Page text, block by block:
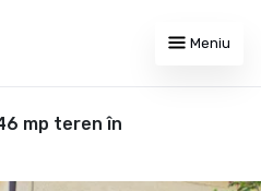
Meniu
mp teren în